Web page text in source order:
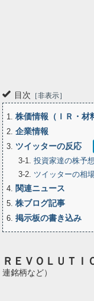
目次 非表示
1 株価情報（ＩＲ・材
2 企業情報
3 ツイッターの反応
3-1 投資家達の株予
3-2 ツイッターの相
4
関連ニュース
5 株ブログ記事
6 掲示板の書き込み
ＲＥＶＯＬＵＴＩ
連銘柄など）